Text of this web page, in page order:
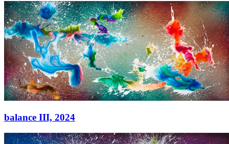
untitled,2025
Acryl auf Leinwand
80 × 65 cm
balance III, 2024
balance III,2024